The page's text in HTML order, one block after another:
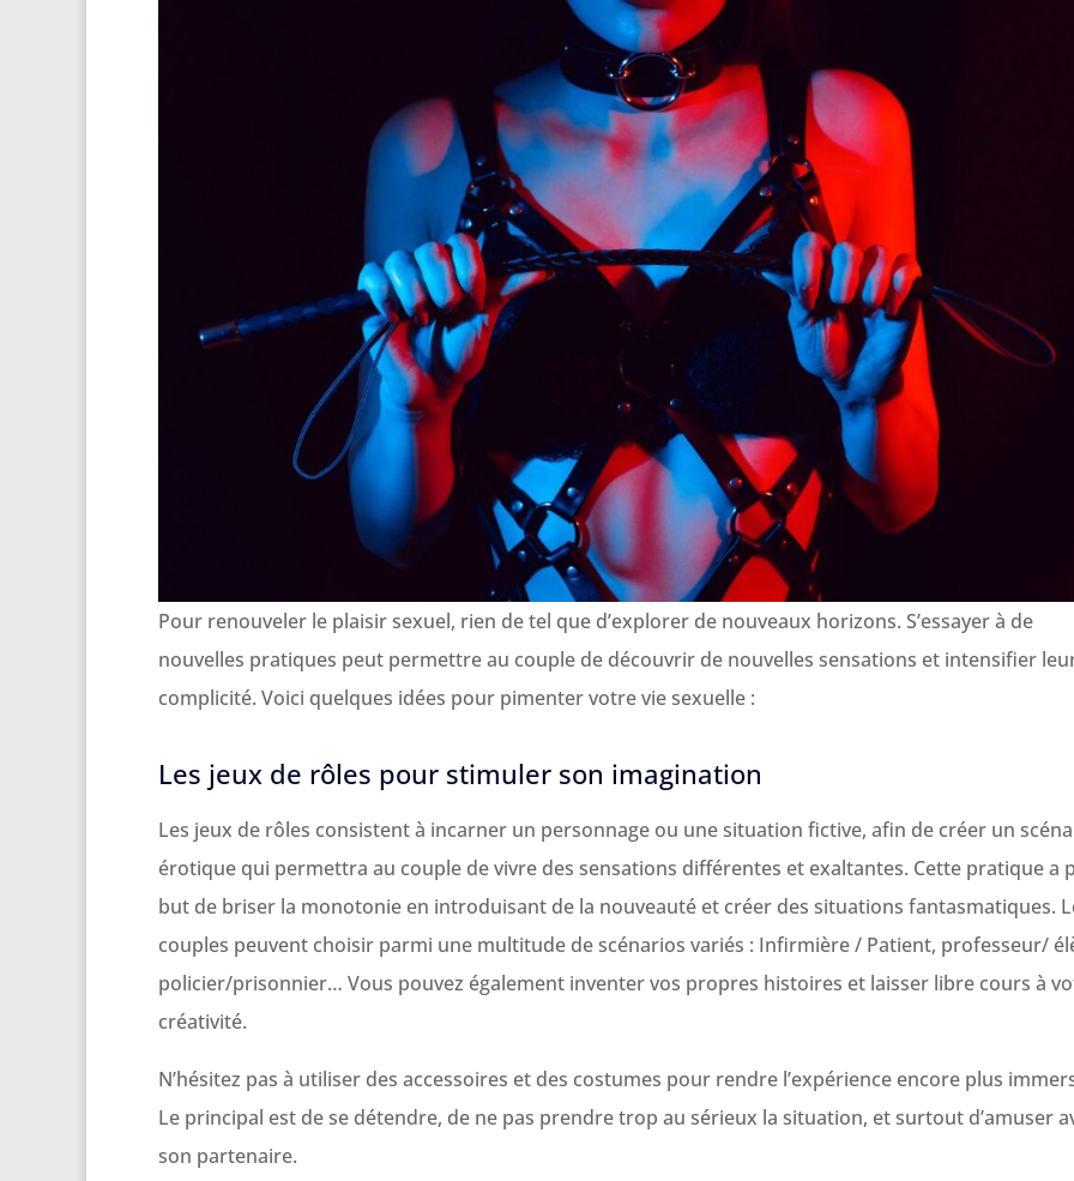
Pour renouveler le plaisir sexuel, rien de tel que d’explorer de nouveaux horizons. S’essayer à de
nouvelles pratiques peut permettre au couple de découvrir de nouvelles sensations et intensifier
complicité. Voici quelques idées pour pimenter votre vie sexuelle :
Les jeux de rôles pour stimuler son imagination
Les jeux de rôles consistent à incarner un personnage ou une situation fictive, afin de créer un
érotique qui permettra au couple de vivre des sensations différentes et exaltantes. Cette pratique a
but de briser la monotonie en introduisant de la nouveauté et créer des situations fantasmatiques.
couples peuvent choisir parmi une multitude de scénarios variés : Infirmière / Patient, professeur/
policier/prisonnier… Vous pouvez également inventer vos propres histoires et laisser libre cours à
créativité.
N’hésitez pas à utiliser des accessoires et des costumes pour rendre l’expérience encore plus
Le principal est de se détendre, de ne pas prendre trop au sérieux la situation, et surtout d’amuser
son partenaire.